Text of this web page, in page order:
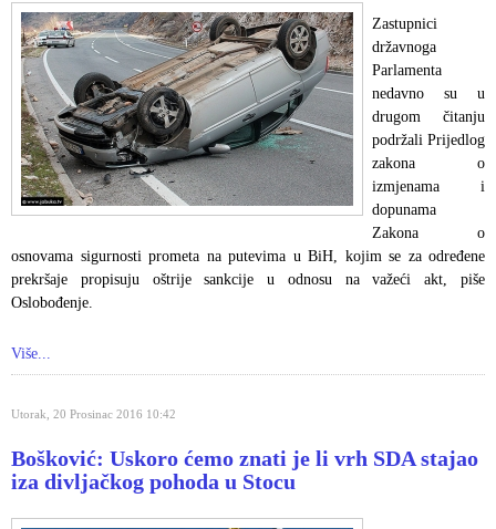
Zastupnici
državnoga
Parlamenta
nedavno su u
drugom čitanju
podržali Prijedlog
zakona o
izmjenama i
dopunama
Zakona o
osnovama sigurnosti prometa na putevima u BiH, kojim se za određene
prekršaje propisuju oštrije sankcije u odnosu na važeći akt, piše
Oslobođenje.
Više...
Utorak, 20 Prosinac 2016 10:42
Bošković: Uskoro ćemo znati je li vrh SDA stajao
iza divljačkog pohoda u Stocu